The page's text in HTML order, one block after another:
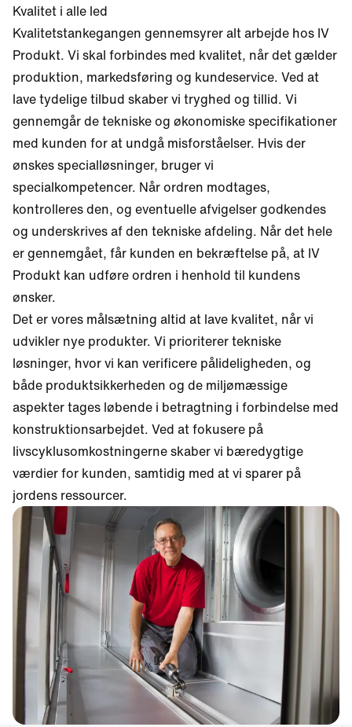
Kvalitet i alle led
Kvalitetstankegangen gennemsyrer alt arbejde hos IV
Produkt. Vi skal forbindes med kvalitet, når det gælder
produktion, markedsføring og kundeservice. Ved at
lave tydelige tilbud skaber vi tryghed og tillid. Vi
gennemgår de tekniske og økonomiske specifikationer
med kunden for at undgå misforståelser. Hvis der
ønskes specialløsninger, bruger vi
specialkompetencer. Når ordren modtages,
kontrolleres den, og eventuelle afvigelser godkendes
og underskrives af den tekniske afdeling. Når det hele
er gennemgået, får kunden en bekræftelse på, at IV
Produkt kan udføre ordren i henhold til kundens
ønsker.
Det er vores målsætning altid at lave kvalitet, når vi
udvikler nye produkter. Vi prioriterer tekniske
løsninger, hvor vi kan verificere pålideligheden, og
både produktsikkerheden og de miljømæssige
aspekter tages løbende i betragtning i forbindelse med
konstruktionsarbejdet. Ved at fokusere på
livscyklusomkostningerne skaber vi bæredygtige
værdier for kunden, samtidig med at vi sparer på
jordens ressourcer.